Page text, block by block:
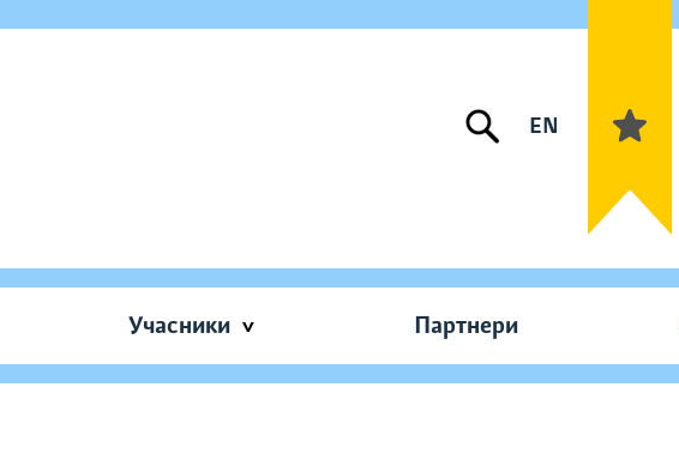
EN
Учасники Партнери